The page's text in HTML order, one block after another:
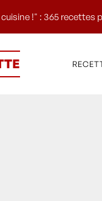
!" : 365 recettes